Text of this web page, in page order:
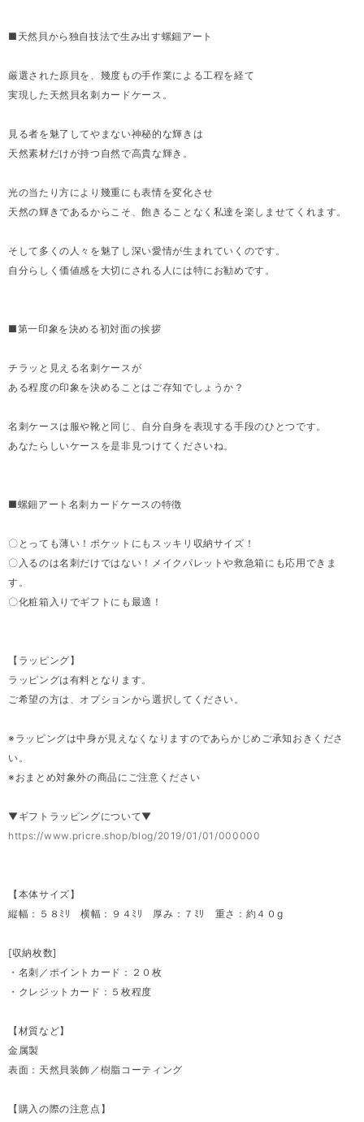
■天然貝から独自技法で生み出す螺鈿アート
厳選された原貝を、幾度もの手作業による工程を経て
実現した天然貝名刺カードケース。
見る者を魅了してやまない神秘的な輝きは
天然素材だけが持つ自然で高貴な輝き。
光の当たり方により幾重にも表情を変化させ
天然の輝きであるからこそ、飽きることなく私達を楽しませてくれます。
そして多くの人々を魅了し深い愛情が生まれていくのです。
自分らしく価値感を大切にされる人には特にお勧めです。
■第一印象を決める初対面の挨拶
チラッと見える名刺ケースが
ある程度の印象を決めることはご存知でしょうか？
名刺ケースは服や靴と同じ、自分自身を表現する手段のひとつです。
あなたらしいケースを是非見つけてくださいね。
■螺鈿アート名刺カードケースの特徴
〇とっても薄い！ポケットにもスッキリ収納サイズ！
〇入るのは名刺だけではない！メイクパレットや救急箱にも応用できま
す。
〇化粧箱入りでギフトにも最適！
【ラッピング】
ラッピングは有料となります。
ご希望の方は、オプションから選択してください。
※ラッピングは中身が見えなくなりますのであらかじめご承知おきくださ
い。
※おまとめ対象外の商品にご注意ください
▼ギフトラッピングについて▼
https://www.pricre.shop/blog/2019/01/01/000000
【本体サイズ】
縦幅：５８ﾐﾘ 横幅：９４ﾐﾘ 厚み：７ﾐﾘ 重さ：約４０g
[収納枚数]
・名刺／ポイントカード：２０枚
・クレジットカード：５枚程度
【材質など】
金属製
表面：天然貝装飾／樹脂コーティング
【購入の際の注意点】